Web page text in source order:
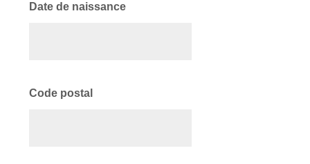
Date de naissance
Code postal